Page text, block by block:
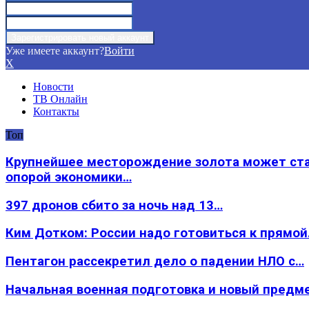
Уже имеете аккаунт?Войти
X
Новости
ТВ Онлайн
Контакты
Топ
Крупнейшее месторождение золота может
опорой экономики…
397 дронов сбито за ночь над 13…
Ким Дотком: России надо готовиться к
Пентагон рассекретил дело о падении НЛО с…
Начальная военная подготовка и новый